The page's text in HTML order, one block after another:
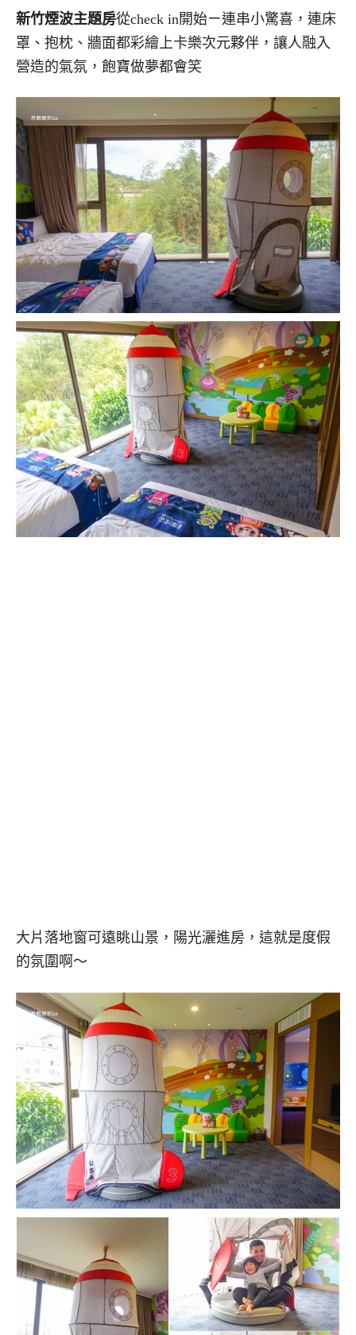
新竹煙波主題房從check in開始ㄧ連串小驚喜，連床
罩、抱枕、牆面都彩繪上卡樂次元夥伴，讓人融入
營造的氣氛，飽寶做夢都會笑
大片落地窗可遠眺山景，陽光灑進房，這就是度假
的氛圍啊～